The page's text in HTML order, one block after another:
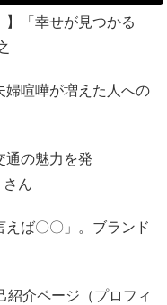
】「幸せが見つかる
婦喧嘩が増えた人への
通の魅力を発
ん
ば〇〇」。ブランド
紹介ページ（プロフィ